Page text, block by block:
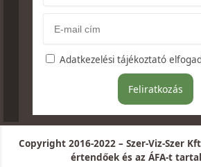
Adatkezelési tájékoztató
Copyright 2016-2022 – Szer-Viz-Szer
értendőek és az ÁFA-t